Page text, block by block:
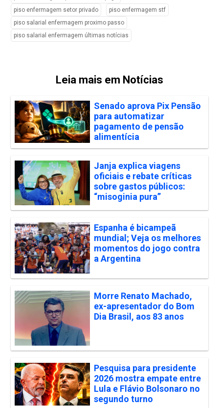
piso enfermagem setor privado
piso enfermagem stf
piso salarial enfermagem proximo passo
piso salarial enfermagem últimas notícias
Leia mais em Notícias
Senado aprova Pix Pensão
para automatizar
pagamento de pensão
alimentícia
Janja explica viagens
oficiais e rebate críticas
sobre gastos públicos:
“misoginia pura”
Espanha é bicampeã
mundial; Veja os melhores
momentos do jogo contra
a Argentina
Morre Renato Machado,
ex-apresentador do Bom
Dia Brasil, aos 83 anos
Pesquisa para presidente
2026 mostra empate entre
Lula e Flávio Bolsonaro no
segundo turno